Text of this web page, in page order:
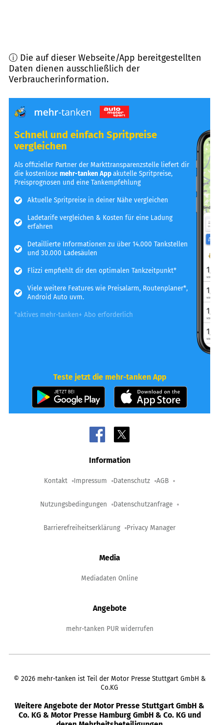
ⓘ Die auf dieser Webseite/App bereitgestellten
Daten dienen ausschließlich der
Verbraucherinformation.
Schnell und einfach Spritpreise
vergleichen
Als offizieller Partner der Markttransparenzstelle liefert dir
die kostenlosemehr-tanken Appakutelle Spritpreise,
Preisprognosen und eine Tankempfehlung
Aktuelle Spritpreise in deiner Nähe vergleichen
Ladetarife vergleichen & Kosten für eine Ladung
erfahren
Detaillierte Informationen zu über 14.000 Tankstellen
und 30.000 Ladesäulen
Flizzi empfiehlt dir den optimalen Tankzeitpunkt*
Viele weitere Features wie Preisalarm, Routenplaner*,
Android Auto uvm.
*aktives mehr-tanken+ Abo erforderlich
Teste jetzt die mehr-tanken App
Information
Kontakt Impressum Datenschutz AGB
Nutzungsbedingungen Datenschutzanfrage
Barrierefreiheitserklärung Privacy Manager
Media
Mediadaten Online
Angebote
mehr-tanken PUR widerrufen
© 2026 mehr-tanken ist Teil der Motor Presse Stuttgart GmbH &
Co.KG
Weitere Angebote der Motor Presse Stuttgart GmbH &
Co. KG & Motor Presse Hamburg GmbH & Co. KG und